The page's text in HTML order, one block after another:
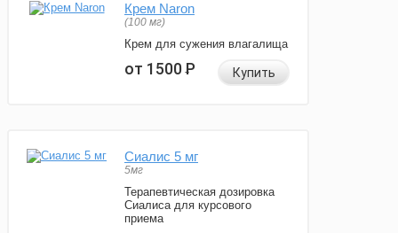
Крем Naron
(100 мг)
Крем для сужения влагалища
от 1500Р Купить
Сиалис 5 мг
5мг
Терапевтическая дозировка
Сиалиса для курсового
приема